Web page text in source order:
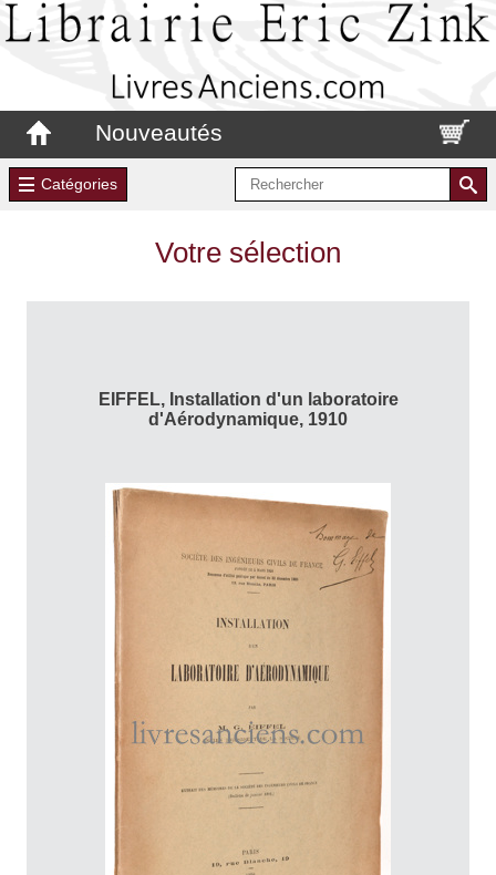
Nouveautés
Catégories
Votre sélection
EIFFEL, Installation d'un laboratoire
d'Aérodynamique, 1910